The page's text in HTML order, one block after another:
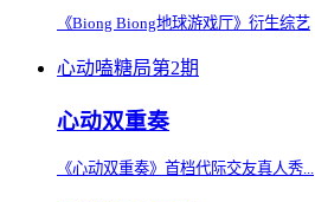
《Biong Biong地球游戏厅》衍生综艺
心动嗑糖局第2期
心动双重奏
《心动双重奏》首档代际交友真人秀...